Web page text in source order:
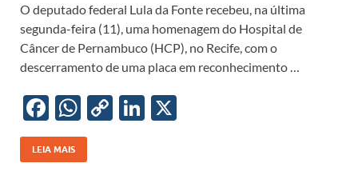
e
b
o
o
k
at
s
A
p
p
p
y
Li
n
k
k
e
dI
n
O deputado federal Lula da Fonte recebeu, na última
segunda-feira (11), uma homenagem do Hospital de
Câncer de Pernambuco (HCP), no Recife, com o
descerramento de uma placa em reconhecimento …
F
ac
e
W
h
at
C
Li
LEIA MAIS